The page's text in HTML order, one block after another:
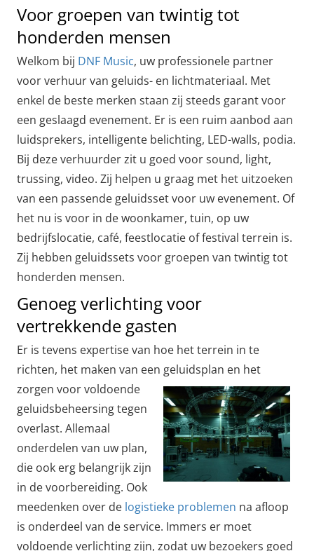
Voor groepen van twintig tot
honderden mensen
Welkom bij DNF Music, uw professionele partner
voor verhuur van geluids- en lichtmateriaal. Met
enkel de beste merken staan zij steeds garant voor
een geslaagd evenement. Er is een ruim aanbod aan
luidsprekers, intelligente belichting, LED-walls, podia.
Bij deze verhuurder zit u goed voor sound, light,
trussing, video. Zij helpen u graag met het uitzoeken
van een passende geluidsset voor uw evenement. Of
het nu is voor in de woonkamer, tuin, op uw
bedrijfslocatie, café, feestlocatie of festival terrein is.
Zij hebben geluidssets voor groepen van twintig tot
honderden mensen.
Genoeg verlichting voor
vertrekkende gasten
Er is tevens expertise van hoe het terrein in te
richten, het maken van een geluidsplan en het
zorgen voor voldoende
geluidsbeheersing tegen
overlast. Allemaal
onderdelen van uw plan,
die ook erg belangrijk zijn
in de voorbereiding. Ook
meedenken over de logistieke problemen na afloop
is onderdeel van de service. Immers er moet
voldoende verlichting zijn, zodat uw bezoekers goed